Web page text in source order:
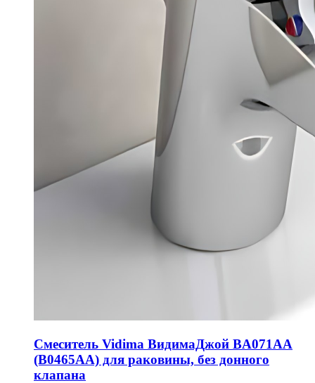
Смеситель Vidima ВидимаДжой BA071AA
(B0465AA) для раковины, без донного
клапана